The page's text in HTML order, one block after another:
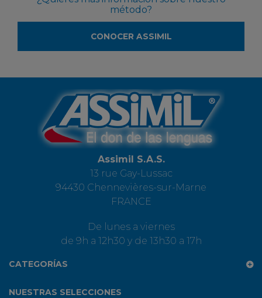
método?
CONOCER ASSIMIL
Assimil S.A.S.
13 rue Gay-Lussac
94430 Chennevières-sur-Marne
FRANCE
De lunes a viernes
de 9h a 12h30 y de 13h30 a 17h
CATEGORÍAS
NUESTRAS SELECCIONES